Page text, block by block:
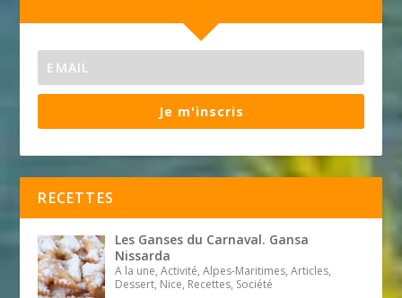
Je m'inscris
RECETTES
Les Ganses du Carnaval. Gansa
Nissarda
A la une, Activité, Alpes-Maritimes, Articles,
Dessert, Nice, Recettes, Société